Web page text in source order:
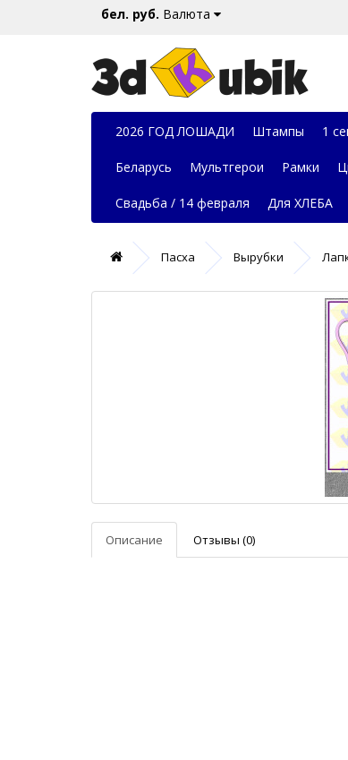
бел. руб. Валюта
2026 ГОД ЛОШАДИ Штампы 1
Беларусь Мультгерои Рамки
Свадьба / 14 февраля Для ХЛЕБА
Пасха Вырубки
Описание Отзывы (0)